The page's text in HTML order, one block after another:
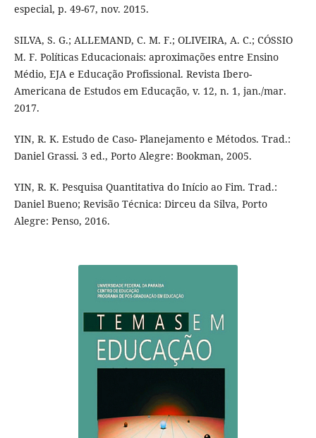
especial, p. 49-67, nov. 2015.
SILVA, S. G.; ALLEMAND, C. M. F.; OLIVEIRA, A. C.; CÓSSIO
M. F. Políticas Educacionais: aproximações entre Ensino
Médio, EJA e Educação Profissional. Revista Ibero-
Americana de Estudos em Educação, v. 12, n. 1, jan./mar.
2017.
YIN, R. K. Estudo de Caso- Planejamento e Métodos. Trad.:
Daniel Grassi. 3 ed., Porto Alegre: Bookman, 2005.
YIN, R. K. Pesquisa Quantitativa do Início ao Fim. Trad.:
Daniel Bueno; Revisão Técnica: Dirceu da Silva, Porto
Alegre: Penso, 2016.